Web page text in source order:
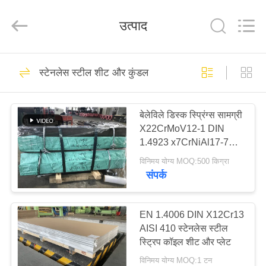
उत्पादों
वीडियो
हमारे
बारे
कारखाना
Co.,
Reserved.
मार्टेंसिटिक स्टेनलेस स्टील
वर्षा स्टेनलेस स्टील
Hardening
109
उत्पाद
स्टेनलेस स्टील शीट और कुंडल
बेलेविले डिस्क स्प्रिंग्स सामग्री
X22CrMoV12-1 DIN
1.4923 x7CrNiAl17-7
DIN 1.4568
विनिमय योग्य MOQ:500 किग्रा
संपर्क
EN 1.4006 DIN X12Cr13
AISI 410 स्टेनलेस स्टील
स्ट्रिप कॉइल शीट और प्लेट
विनिमय योग्य MOQ:1 टन